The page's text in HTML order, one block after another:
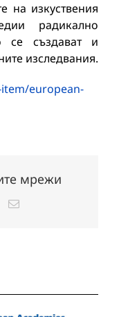
на изкуствения
радикално
се създават и
изследвания.
european-
мрежи
Електронна